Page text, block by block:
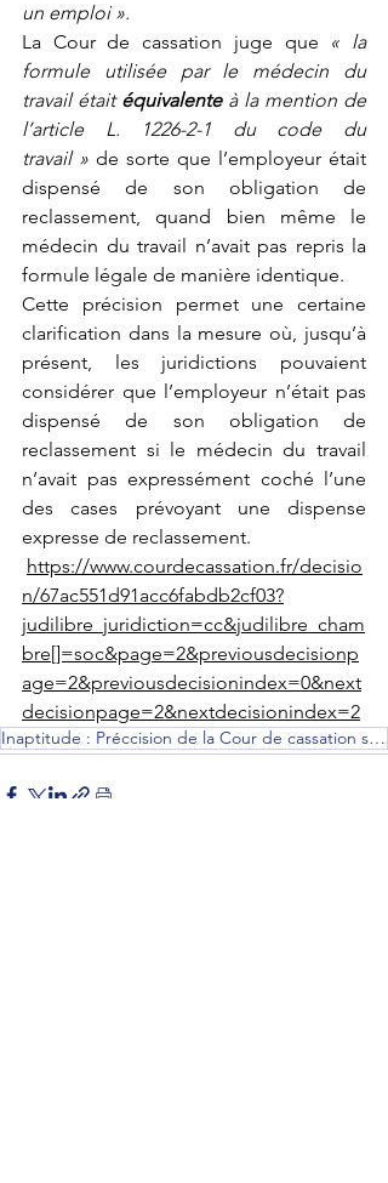
un emploi ».
La Cour de cassation juge que « la
formule utilisée par le médecin du
travail était équivalente à la mention de
l’article L. 1226-2-1 du code du
travail » de sorte que l’employeur était
dispensé de son obligation de
reclassement, quand bien même le
médecin du travail n’avait pas repris la
formule légale de manière identique.
Cette précision permet une certaine
clarification dans la mesure où, jusqu’à
présent, les juridictions pouvaient
considérer que l’employeur n’était pas
dispensé de son obligation de
reclassement si le médecin du travail
n’avait pas expressément coché l’une
des cases prévoyant une dispense
expresse de reclassement.
https://www.courdecassation.fr/decisio
n/67ac551d91acc6fabdb2cf03?
judilibre_juridiction=cc&judilibre_cham
bre[]=soc&page=2&previousdecisionp
age=2&previousdecisionindex=0&next
decisionpage=2&nextdecisionindex=2
Inaptitude : Préccision de la Cour de cassation sur la recherche de reclassement du salarié inapte